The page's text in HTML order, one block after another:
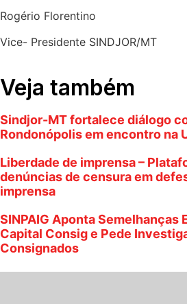
Rogério Florentino
Vice- Presidente SINDJOR/MT
Veja também
Sindjor-MT fortalece diálogo
Rondonópolis em encontro na
Liberdade de imprensa –
denúncias de censura em
imprensa
SINPAIG Aponta Semelhanças
Capital Consig e Pede
Consignados